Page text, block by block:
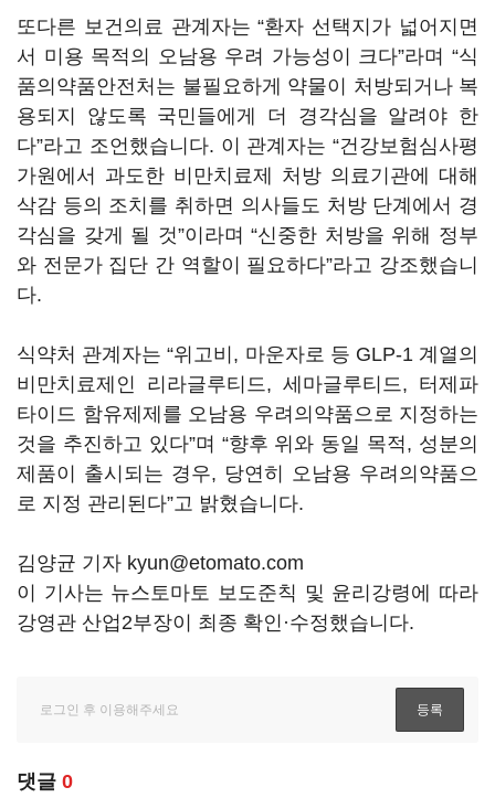
또다른 보건의료 관계자는 “환자 선택지가 넓어지면
서 미용 목적의 오남용 우려 가능성이 크다”라며 “식
품의약품안전처는 불필요하게 약물이 처방되거나 복
용되지 않도록 국민들에게 더 경각심을 알려야 한
다”라고 조언했습니다. 이 관계자는 “건강보험심사평
가원에서 과도한 비만치료제 처방 의료기관에 대해
삭감 등의 조치를 취하면 의사들도 처방 단계에서 경
각심을 갖게 될 것”이라며 “신중한 처방을 위해 정부
와 전문가 집단 간 역할이 필요하다”라고 강조했습니
다.
식약처 관계자는 “위고비, 마운자로 등 GLP-1 계열의
비만치료제인 리라글루티드, 세마글루티드, 터제파
타이드 함유제제를 오남용 우려의약품으로 지정하는
것을 추진하고 있다”며 “향후 위와 동일 목적, 성분의
제품이 출시되는 경우, 당연히 오남용 우려의약품으
로 지정 관리된다”고 밝혔습니다.
김양균 기자 kyun@etomato.com
이 기사는 뉴스토마토 보도준칙 및 윤리강령에 따라
강영관 산업2부장이 최종 확인·수정했습니다.
댓글 0